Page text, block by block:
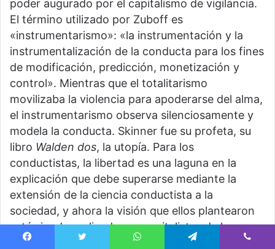
poder augurado por el capitalismo de vigilancia.
El término utilizado por Zuboff es
«instrumentarismo»: «la instrumentación y la
instrumentalización de la conducta para los fines
de modificación, predicción, monetización y
control». Mientras que el totalitarismo
movilizaba la violencia para apoderarse del alma,
el instrumentarismo observa silenciosamente y
modela la conducta. Skinner fue su profeta, su
libro Walden dos, la utopía. Para los
conductistas, la libertad es una laguna en la
explicación que debe superarse mediante la
extensión de la ciencia conductista a la
sociedad, y ahora la visión que ellos plantearon
está siendo realizada por capitalistas de la
vigilancia que buscan «sustituir la sociedad por la